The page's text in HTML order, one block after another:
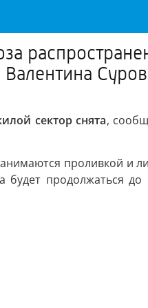
сектор снята,
проливкой и
будет продолжаться